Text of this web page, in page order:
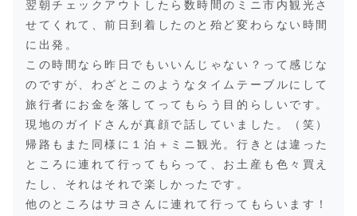
翌朝チェックアウトしたら数時間のミニ市内観光さ
せてくれて、前日到着したのと殆ど変わらない時間
に出発。
この時間なら昨日でもいいんじゃない？って感じな
のですが、わざとこのようなタイムテーブルにして
旅行者にお金を落してってもらう目的らしいです。
現地のガイドさんが真顔で話していました。（笑）
帰路もまた同様に１泊＋ミニ観光。行きとは違った
ところに連れて行ってもらって、お土産も色々買え
たし、それはそれで楽しかったです。
他のところはサヨさんに連れて行ってもらいます！